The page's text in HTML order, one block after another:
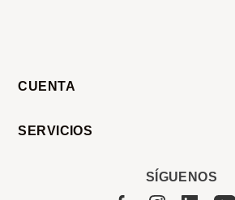
CUENTA
SERVICIOS
SÍGUENOS